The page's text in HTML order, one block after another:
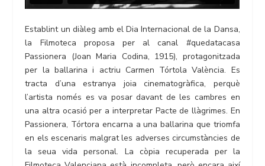
Establint un diàleg amb el Dia Internacional de la Dansa,
la Filmoteca proposa per al canal #quedatacasa
Passionera (Joan Maria Codina, 1915), protagonitzada
per la ballarina i actriu Carmen Tórtola València. Es
tracta d’una estranya joia cinematogràfica, perquè
l’artista només es va posar davant de les cambres en
una altra ocasió per a interpretar Pacte de llàgrimes. En
Passionera, Tórtora encarna a una ballarina que triomfa
en els escenaris malgrat les adverses circumstàncies de
la seua vida personal. La còpia recuperada per la